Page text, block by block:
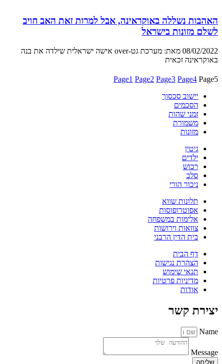
האהבות נשללה באוקראינה, אבל למרות זאת האב חויב
לשלם מזונות בישראל
08/02/2022 מאת: מערכת גט-over אישה ישראלית שילדה את בנה
באוקראינה זכאית
Page1 Page2 Page3 Page4 Page5
יישוב סכסוך
הסכמים
זמני שהות
משמורת
מזונות
גיטין
ילדים
רכוש
סלב
ניכור הורי
תלונות שווא
אפוטרופוסות
אלימות במשפחה
צוואות וירושות
בית הדין הרבני
דף הבית
הצהרת נגישות
תנאי שימוש
מדיניות פרטיות
אודות
יצירת קשר
Name
Message
שליחה